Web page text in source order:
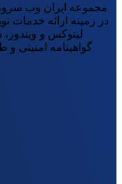
مجموعه ایران وب
در زمینه ارائه خدمات
لینوکس و